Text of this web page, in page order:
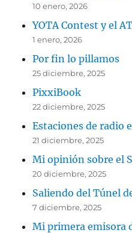
10 enero, 2026
YOTA Contest y el
1 enero, 2026
Por fin lo pillamos
25 diciembre, 2025
PixxiBook
22 diciembre, 2025
Estaciones de radio
21 diciembre, 2025
Mi opinión sobre el
20 diciembre, 2025
Saliendo del Túnel
7 diciembre, 2025
Mi primera emisora